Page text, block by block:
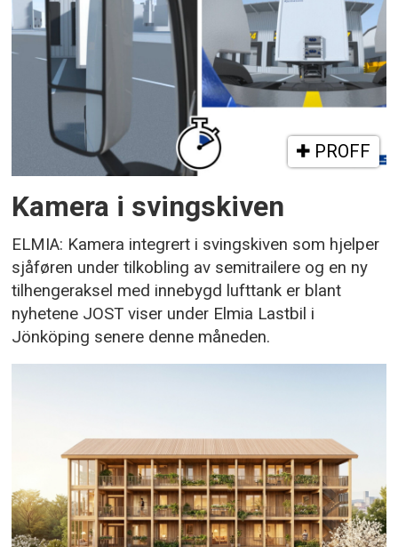
PROFF
Kamera i svingskiven
ELMIA: Kamera integrert i svingskiven som hjelper
sjåføren under tilkobling av semitrailere og en ny
tilhengeraksel med innebygd lufttank er blant
nyhetene JOST viser under Elmia Lastbil i
Jönköping senere denne måneden.